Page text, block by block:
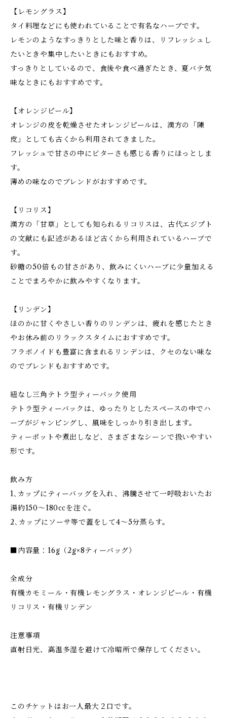
【レモングラス】
タイ料理などにも使われていることで有名なハーブです。
レモンのようなすっきりとした味と香りは、リフレッシュし
たいときや集中したいときにもおすすめ。
すっきりとしているので、食後や食べ過ぎたとき、夏バテ気
味なときにもおすすめです。
【オレンジピール】
オレンジの皮を乾燥させたオレンジピールは、漢方の「陳
皮」としても古くから利用されてきました。
フレッシュで甘さの中にビターさも感じる香りにほっとしま
す。
薄めの味なのでブレンドがおすすめです。
【リコリス】
漢方の「甘草」としても知られるリコリスは、古代エジプト
の文献にも記述があるほど古くから利用されているハーブで
す。
砂糖の50倍もの甘さがあり、飲みにくいハーブに少量加える
ことでまろやかに飲みやすくなります。
【リンデン】
ほのかに甘くやさしい香りのリンデンは、疲れを感じたとき
やお休み前のリラックスタイムにおすすめです。
フラボノイドも豊富に含まれるリンデンは、クセのない味な
のでブレンドもおすすめです。
紐なし三角テトラ型ティーバック使用
テトラ型ティーバックは、ゆったりとしたスペースの中でハ
ーブがジャンピングし、風味をしっかり引き出します。
ティーポットや煮出しなど、さまざまなシーンで扱いやすい
形です。
飲み方
1､カップにティーバッグを入れ、沸騰させて一呼吸おいたお
湯約150～180㏄を注ぐ。
2､カップにソーサ等で蓋をして4～5分蒸らす。
■内容量：16g（2g×8ティーバッグ）
全成分
有機カモミール・有機レモングラス・オレンジピール・有機
リコリス・有機リンデン
注意事項
直射日光、高温多湿を避けて冷暗所で保存してください。
このチケットはお一人最大２口です。